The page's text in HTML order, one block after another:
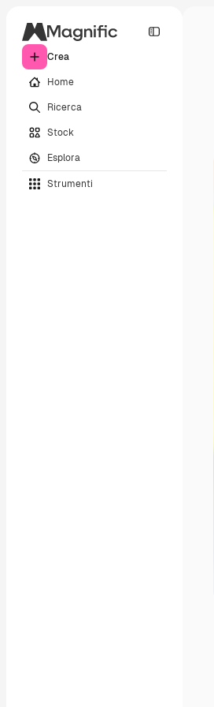
Crea
Home
Ricerca
Stock
Esplora
Strumenti